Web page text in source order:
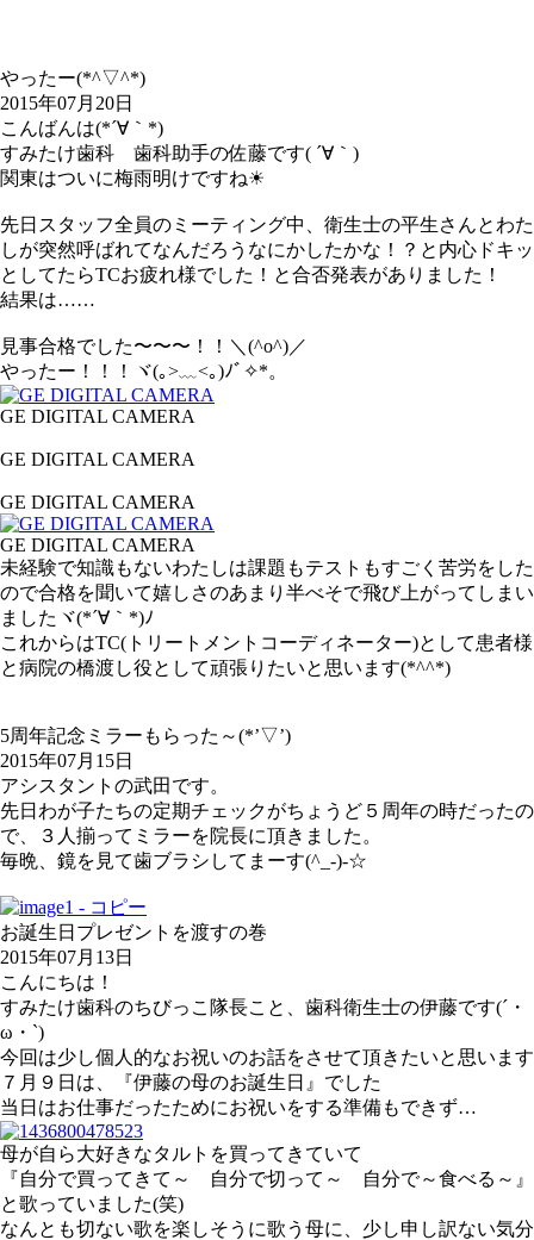
やったー(*^▽^*)
2015年07月20日
こんばんは(*´∀｀*)
すみたけ歯科 歯科助手の佐藤です( ´∀｀)
関東はついに梅雨明けですね☀
先日スタッフ全員のミーティング中、衛生士の平生さんとわた
しが突然呼ばれてなんだろうなにかしたかな！？と内心ドキッ
としてたらTCお疲れ様でした！と合否発表がありました！
結果は……
見事合格でした〜〜〜！！＼(^o^)／
やったー！！！ヾ(｡>﹏<｡)ﾉﾞ✧*。
GE DIGITAL CAMERA
GE DIGITAL CAMERA
GE DIGITAL CAMERA
GE DIGITAL CAMERA
未経験で知識もないわたしは課題もテストもすごく苦労をした
ので合格を聞いて嬉しさのあまり半べそで飛び上がってしまい
ましたヾ(*´∀｀*)ﾉ
これからはTC(トリートメントコーディネーター)として患者様
と病院の橋渡し役として頑張りたいと思います(*^^*)
5周年記念ミラーもらった～(*’▽’)
2015年07月15日
アシスタントの武田です。
先日わが子たちの定期チェックがちょうど５周年の時だったの
で、３人揃ってミラーを院長に頂きました。
毎晩、鏡を見て歯ブラシしてまーす(^_-)-☆
お誕生日プレゼントを渡すの巻
2015年07月13日
こんにちは！
すみたけ歯科のちびっこ隊長こと、歯科衛生士の伊藤です(´・
ω・`)
今回は少し個人的なお祝いのお話をさせて頂きたいと思います
７月９日は、『伊藤の母のお誕生日』でした
当日はお仕事だったためにお祝いをする準備もできず…
母が自ら大好きなタルトを買ってきていて
『自分で買ってきて～ 自分で切って～ 自分で～食べる～』
と歌っていました(笑)
なんとも切ない歌を楽しそうに歌う母に、少し申し訳ない気分